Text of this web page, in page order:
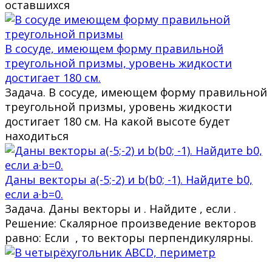
оставшихся
В сосуде, имеющем форму правильной
треугольной призмы, уровень жидкости
достигает 180 см.
Задача. В сосуде, имеющем форму правильной
треугольной призмы, уровень жидкости
достигает 180 см. На какой высоте будет
находиться
Даны векторы a(-5;-2) и b(b0; -1). Найдите b0,
если a·b=0.
Задача. Даны векторы и . Найдите , если .
Решение: Скалярное произведение векторов
равно: Если , то векторы перпендикулярны.